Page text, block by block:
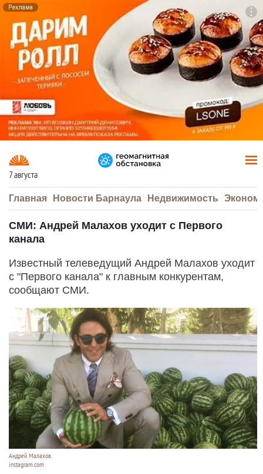
Реклама
7 августа
Главная Новости Барнаула Недвижимость
СМИ: Андрей Малахов уходит с Первого
канала
Известный телеведущий Андрей Малахов уходит
с "Первого канала" к главным конкурентам,
сообщают СМИ.
Андрей Малахов.
instagram.com